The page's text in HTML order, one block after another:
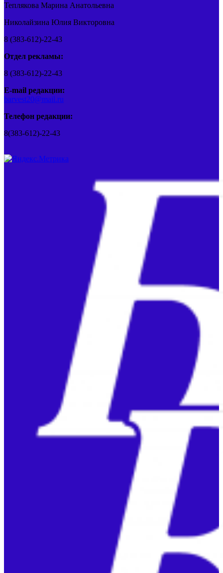
Теплякова Марина Анатольевна
Николайзина Юлия Викторовна
8 (383-612)-22-43
Отдел рекламы:
8 (383-612)-22-43
E-mail редакции:
barvest20@mail.ru
Телефон редакции:
8(383-612)-22-43